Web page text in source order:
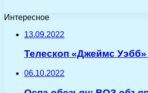
Интересное
13.09.2022
Телескоп «Джеймс
06.10.2022